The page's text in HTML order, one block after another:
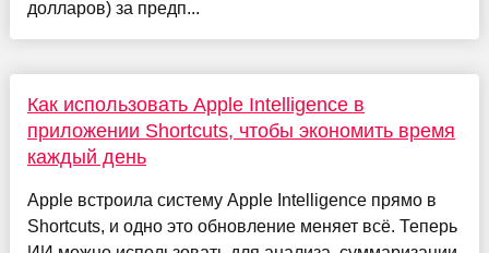
долларов) за предп...
Как использовать Apple Intelligence в
приложении Shortcuts, чтобы экономить время
каждый день
Apple встроила систему Apple Intelligence прямо в
Shortcuts, и одно это обновление меняет всё. Теперь